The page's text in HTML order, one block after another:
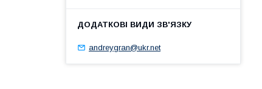
andreygran@ukr.net